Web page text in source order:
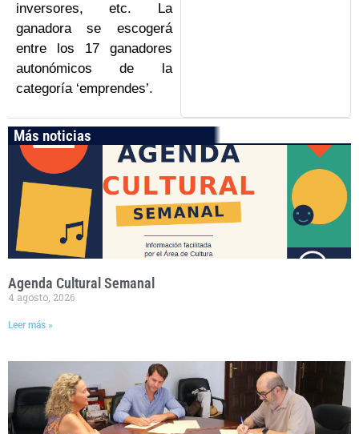
inversores, etc. La
ganadora se escogerá
entre los 17 ganadores
autonómicos de la
categoría ‘emprendes’.
Más noticias
Agenda Cultural Semanal
4 agosto, 2026
Leer más »